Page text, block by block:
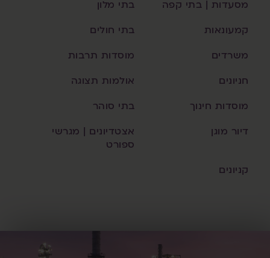
מסעדות | בתי קפה
בתי מלון
קמעונאות
בתי חולים
משרדים
מוסדות תרבות
חניונים
אולמות תצוגה
מוסדות חינוך
בתי סוהר
דיור מוגן
אצטדיונים | מגרשי
ספורט
קניונים